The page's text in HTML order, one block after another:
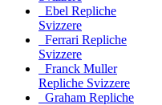
Ebel Repliche
Svizzere
Ferrari Repliche
Svizzere
Franck Muller
Repliche Svizzere
Graham Repliche